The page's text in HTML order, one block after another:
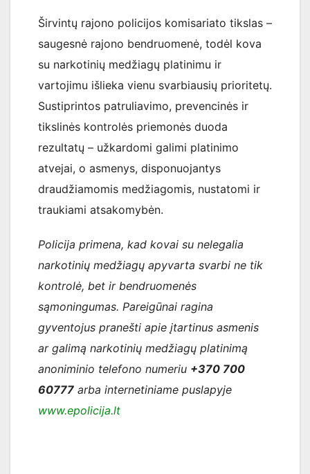
Širvintų rajono policijos komisariato tikslas –
saugesnė rajono bendruomenė, todėl kova
su narkotinių medžiagų platinimu ir
vartojimu išlieka vienu svarbiausių prioritetų.
Sustiprintos patruliavimo, prevencinės ir
tikslinės kontrolės priemonės duoda
rezultatų – užkardomi galimi platinimo
atvejai, o asmenys, disponuojantys
draudžiamomis medžiagomis, nustatomi ir
traukiami atsakomybėn.
Policija primena, kad kovai su nelegalia
narkotinių medžiagų apyvarta svarbi ne tik
kontrolė, bet ir bendruomenės
sąmoningumas. Pareigūnai ragina
gyventojus pranešti apie įtartinus asmenis
ar galimą narkotinių medžiagų platinimą
anoniminio telefono numeriu +370 700
60777 arba internetiniame puslapyje
www.epolicija.lt